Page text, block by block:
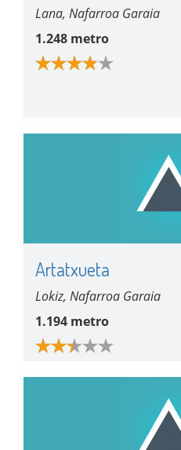
Lana, Nafarroa Garaia
1.248 metro
Artatxueta
Lokiz, Nafarroa Garaia
1.194 metro